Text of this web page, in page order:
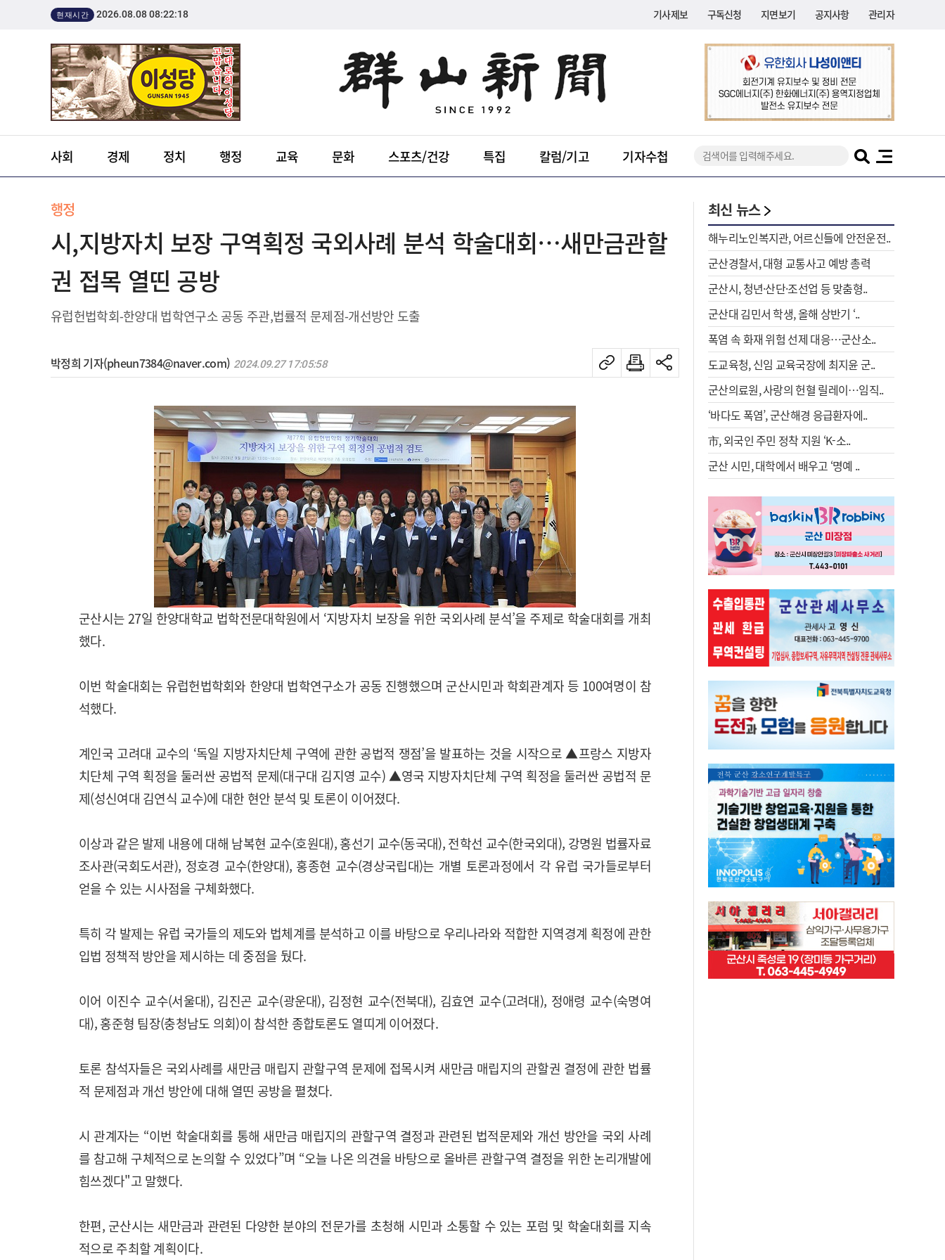
현재시간 2026.08.08 08:22:18 기사제보 구독신청 지면보기 공지사항 관리자
사회 경제 정치 행정 교육 문화 스포츠/건강 특집 칼럼/기고 기자수첩
행정
시,지방자치 보장 구역획정 국외사례 분석 학술대회…새만금관할
권 접목 열띤 공방
유럽헌법학회⁃한양대 법학연구소 공동 주관,법률적 문제점⁃개선방안 도출
박정희 기자(pheun7384@naver.com) 2024.09.27 17:05:58
군산시는 27일 한양대학교 법학전문대학원에서 ‘지방자치 보장을 위한 국외사례 분석’을 주제로 학술대회를 개최
했다.
이번 학술대회는 유럽헌법학회와 한양대 법학연구소가 공동 진행했으며 군산시민과 학회관계자 등 100여명이 참
석했다.
계인국 고려대 교수의 ‘독일 지방자치단체 구역에 관한 공법적 쟁점’을 발표하는 것을 시작으로 ▲프랑스 지방자
치단체 구역 획정을 둘러싼 공법적 문제(대구대 김지영 교수) ▲영국 지방자치단체 구역 획정을 둘러싼 공법적 문
제(성신여대 김연식 교수)에 대한 현안 분석 및 토론이 이어졌다.
이상과 같은 발제 내용에 대해 남복현 교수(호원대), 홍선기 교수(동국대), 전학선 교수(한국외대), 강명원 법률자료
조사관(국회도서관), 정호경 교수(한양대), 홍종현 교수(경상국립대)는 개별 토론과정에서 각 유럽 국가들로부터
얻을 수 있는 시사점을 구체화했다.
특히 각 발제는 유럽 국가들의 제도와 법체계를 분석하고 이를 바탕으로 우리나라와 적합한 지역경계 획정에 관한
입법 정책적 방안을 제시하는 데 중점을 뒀다.
이어 이진수 교수(서울대), 김진곤 교수(광운대), 김정현 교수(전북대), 김효연 교수(고려대), 정애령 교수(숙명여
대), 홍준형 팀장(충청남도 의회)이 참석한 종합토론도 열띠게 이어졌다.
토론 참석자들은 국외사례를 새만금 매립지 관할구역 문제에 접목시켜 새만금 매립지의 관할권 결정에 관한 법률
적 문제점과 개선 방안에 대해 열띤 공방을 펼쳤다.
시 관계자는 “이번 학술대회를 통해 새만금 매립지의 관할구역 결정과 관련된 법적문제와 개선 방안을 국외 사례
를 참고해 구체적으로 논의할 수 있었다”며 “오늘 나온 의견을 바탕으로 올바른 관할구역 결정을 위한 논리개발에
힘쓰겠다"고 말했다.
한편, 군산시는 새만금과 관련된 다양한 분야의 전문가를 초청해 시민과 소통할 수 있는 포럼 및 학술대회를 지속
적으로 주최할 계획이다.
최신 뉴스
해누리노인복지관, 어르신들에 안전운전..
군산경찰서, 대형 교통사고 예방 총력
군산시, 청년·산단·조선업 등 맞춤형..
군산대 김민서 학생, 올해 상반기 ‘..
폭염 속 화재 위험 선제 대응…군산소..
도교육청, 신임 교육국장에 최지윤 군..
군산의료원, 사랑의 헌혈 릴레이…임직..
‘바다도 폭염’, 군산해경 응급환자에..
市, 외국인 주민 정착 지원 ‘K-소..
군산 시민, 대학에서 배우고 ‘명예 ..